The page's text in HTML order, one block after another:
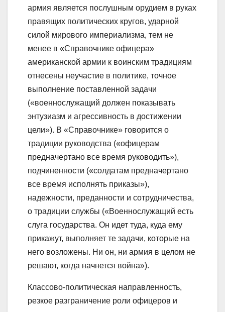
армия является послушным орудием в руках
правящих политических кругов, ударной
силой мирового империализма, тем не
менее в «Справочнике офицера»
американской армии к воинским традициям
отнесены неучастие в политике, точное
выполнение поставленной задачи
(«военнослужащий должен показывать
энтузиазм и aгрессивность в достижении
цели»). В «Справочнике» говорится о
традиции руководства («офицерам
предначертано все время руководить»),
подчиненности («солдатам предначертано
все время исполнять приказы»),
надежности, преданности и сотрудничества,
о традиции службы («Военнослужащий есть
слуга государства. Он идет туда, куда ему
прикажут, выполняет те задачи, которые на
него возложены. Ни он, ни армия в целом не
решают, когда начнется война»).
Классово-политическая направленность,
резкое разграничение роли офицеров и